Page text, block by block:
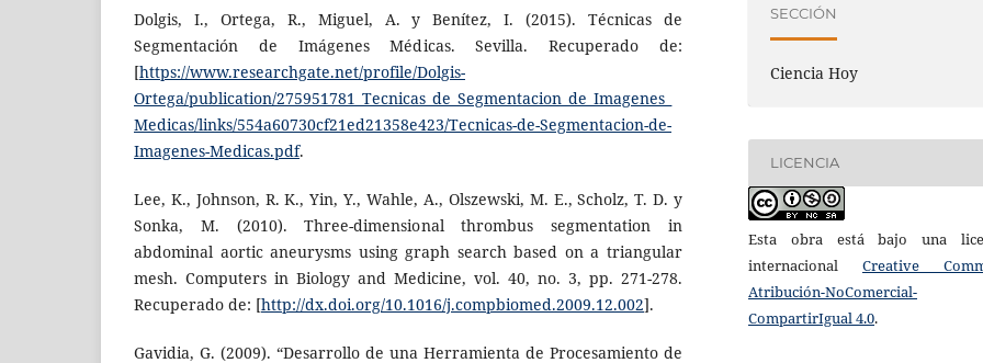
Dolgis, I., Ortega, R., Miguel, A. y Benítez, I. (2015). Técnicas de
Segmentación de Imágenes Médicas. Sevilla. Recuperado de:
[https://www.researchgate.net/profile/Dolgis-
Ortega/publication/275951781_Tecnicas_de_Segmentacion_de_Imagenes_
Medicas/links/554a60730cf21ed21358e423/Tecnicas-de-Segmentacion-de-
Imagenes-Medicas.pdf.
Lee, K., Johnson, R. K., Yin, Y., Wahle, A., Olszewski, M. E., Scholz, T. D. y
Sonka, M. (2010). Three-dimensional thrombus segmentation in
abdominal aortic aneurysms using graph search based on a triangular
mesh. Computers in Biology and Medicine, vol. 40, no. 3, pp. 271-278.
Recuperado de: [http://dx.doi.org/10.1016/j.compbiomed.2009.12.002].
Gavidia, G. (2009). “Desarrollo de una Herramienta de Procesamiento de
SECCIÓN
Ciencia Hoy
LICENCIA
Esta obra está bajo una
internacional Creative
Atribución-NoComercial-
CompartirIgual 4.0.